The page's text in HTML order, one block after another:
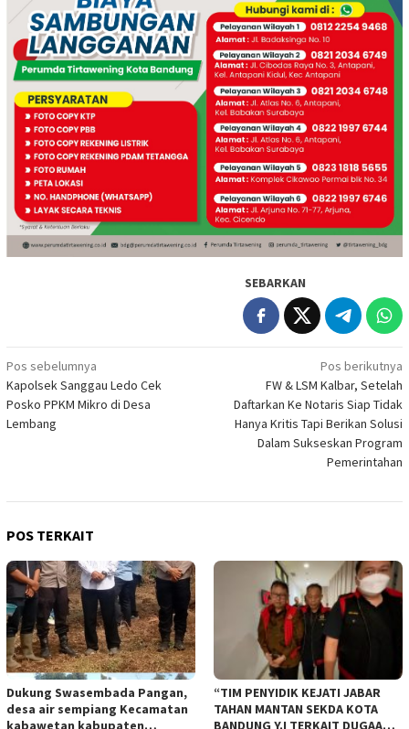
SEBARKAN
Navigasi
pos
Pos sebelumnya
Kapolsek Sanggau Ledo Cek
Posko PPKM Mikro di Desa
Lembang
Pos berikutnya
FW & LSM Kalbar, Setelah
Daftarkan Ke Notaris Siap Tidak
Hanya Kritis Tapi Berikan Solusi
Dalam Sukseskan Program
Pemerintahan
POS TERKAIT
Dukung Swasembada Pangan,
desa air sempiang Kecamatan
“TIM PENYIDIK KEJATI JABAR
TAHAN MANTAN SEKDA KOTA